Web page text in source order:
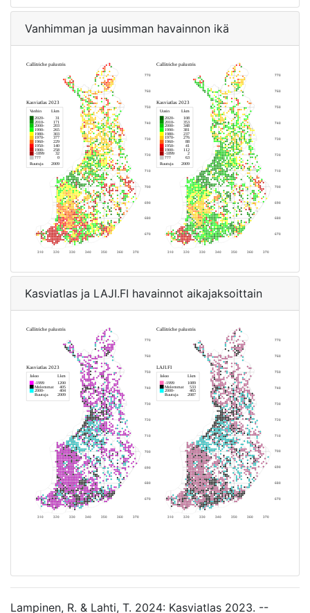
Vanhimman ja uusimman havainnon ikä
Kasviatlas ja LAJI.FI havainnot aikajaksoittain
Lampinen, R. & Lahti, T. 2024: Kasviatlas 2023. --